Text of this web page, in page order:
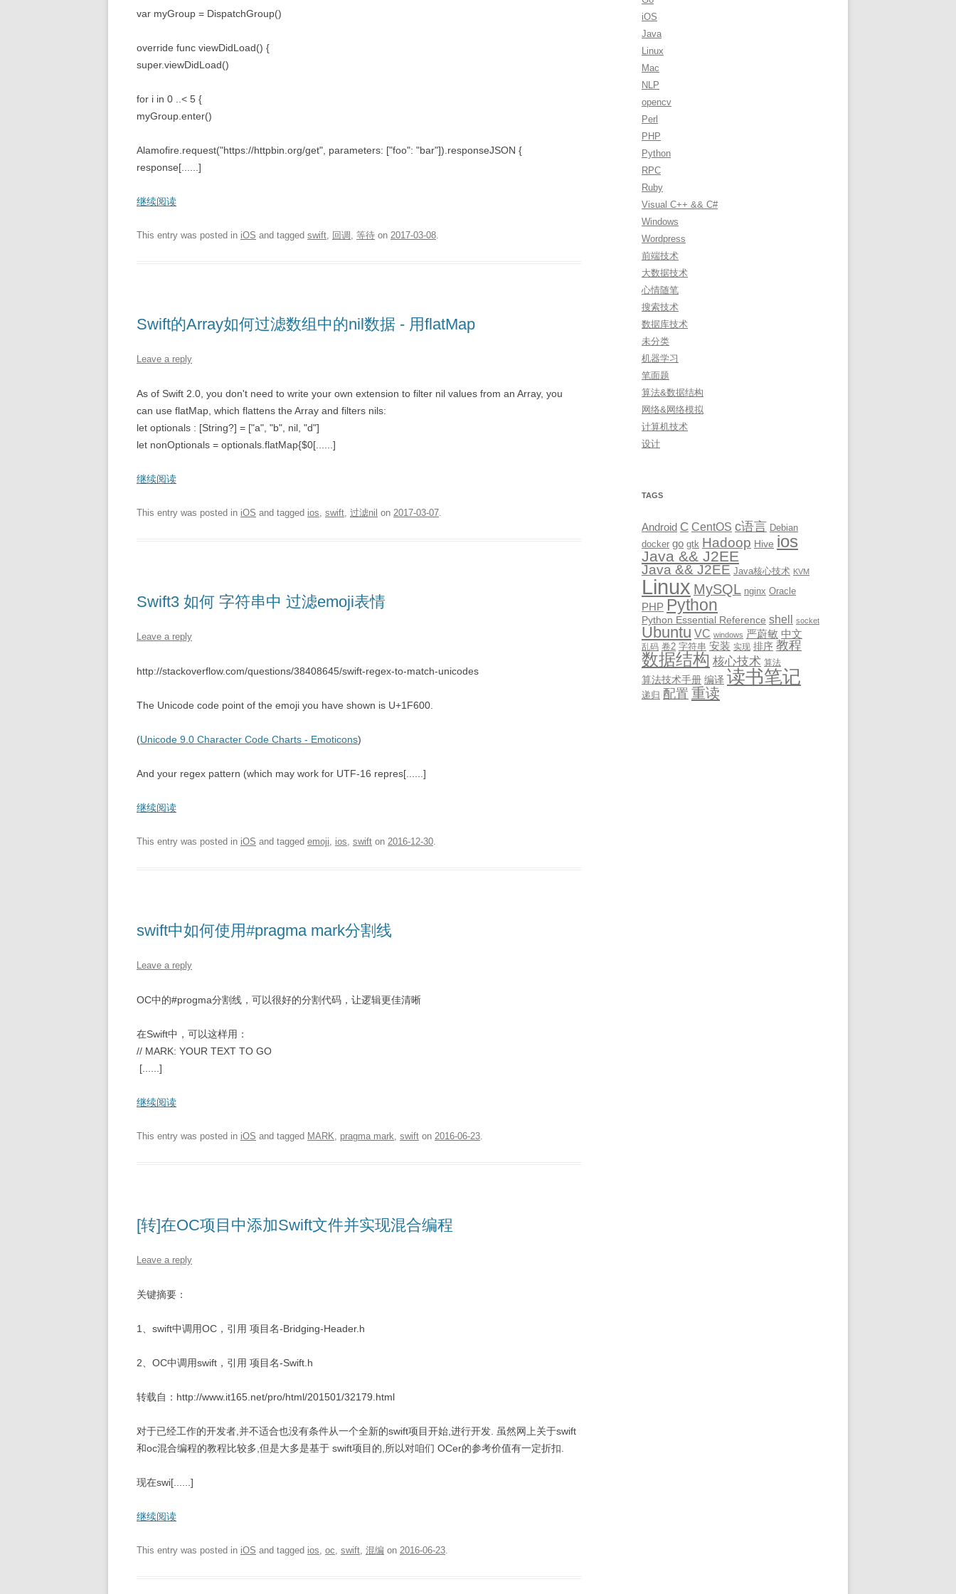
var myGroup = DispatchGroup()
override func viewDidLoad() {
super.viewDidLoad()
for i in 0 ..< 5 {
myGroup.enter()
Alamofire.request("https://httpbin.org/get", parameters: ["foo": "bar"]).responseJSON {
response[......]
继续阅读
This entry was posted in iOS and tagged swift, 回调 , 等待 on 2017-03-08.
Swift的Array如何过滤数组中的nil数据 - 用flatMap
Leave a reply
As of Swift 2.0, you don't need to write your own extension to filter nil values from an Array, you
can use flatMap, which flattens the Array and filters nils:
let optionals : [String?] = ["a", "b", nil, "d"]
let nonOptionals = optionals.flatMap{$0[......]
继续阅读
This entry was posted in iOS and tagged ios, swift, 过滤nil on 2017-03-07.
Swift3 如何 字符串中 过滤emoji表情
Leave a reply
http://stackoverflow.com/questions/38408645/swift-regex-to-match-unicodes
The Unicode code point of the emoji you have shown is U+1F600.
(Unicode 9.0 Character Code Charts - Emoticons)
And your regex pattern (which may work for UTF-16 repres[......]
继续阅读
This entry was posted in iOS and tagged emoji, ios, swift on 2016-12-30.
swift中如何使用#pragma mark分割线
Leave a reply
OC中的#progma分割线，可以很好的分割代码，让逻辑更佳清晰
在Swift中，可以这样用：
// MARK: YOUR TEXT TO GO
[......]
继续阅读
This entry was posted in iOS and tagged MARK, pragma mark, swift on 2016-06-23.
[转]在OC项目中添加Swift文件并实现混合编程
Leave a reply
关键摘要：
1、swift中调用OC，引用 项目名-Bridging-Header.h
2、OC中调用swift，引用 项目名-Swift.h
转载自：http://www.it165.net/pro/html/201501/32179.html
对于已经工作的开发者,并不适合也没有条件从一个全新的swift项目开始,进行开发. 虽然网上关于swift
和oc混合编程的教程比较多,但是大多是基于 swift项目的,所以对咱们 OCer的参考价值有一定折扣.
现在swi[......]
继续阅读
This entry was posted in iOS and tagged ios, oc, swift, 混编 on 2016-06-23.
r
:
iOS
Java
Linux
Mac
NLP
opencv
Perl
PHP
Python
RPC
Ruby
Visual C++ && C#
Windows
Wordpress
前端技术
大数据技术
心情随笔
搜索技术
数据库技术
未分类
机器学习
笔面题
算法&数据结构
网络&网络模拟
计算机技术
设计
TAGS
Android C CentOS c语言 Debian
docker go gtk Hadoop Hive ios
Java && J2EE
Java && J2EE Java核心技术 KVM
Linux MySQL nginx Oracle
PHP Python
Python Essential Reference shell socket
Ubuntu VC windows 严蔚敏 中文
乱码 卷2 字符串 安装 实现 排序 教程
数据结构 核心技术 算法
算法技术手册 编译 读书笔记
递归 配置 重读